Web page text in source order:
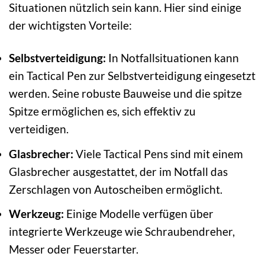
Situationen nützlich sein kann. Hier sind einige
der wichtigsten Vorteile:
Selbstverteidigung: In Notfallsituationen kann
ein Tactical Pen zur Selbstverteidigung eingesetzt
werden. Seine robuste Bauweise und die spitze
Spitze ermöglichen es, sich effektiv zu
verteidigen.
Glasbrecher: Viele Tactical Pens sind mit einem
Glasbrecher ausgestattet, der im Notfall das
Zerschlagen von Autoscheiben ermöglicht.
Werkzeug: Einige Modelle verfügen über
integrierte Werkzeuge wie Schraubendreher,
Messer oder Feuerstarter.